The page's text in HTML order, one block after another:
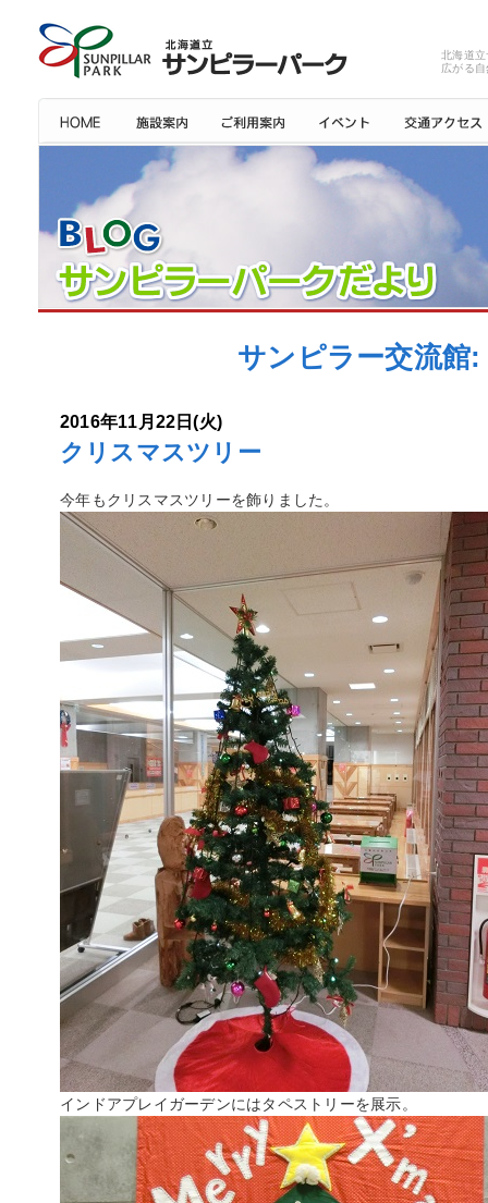
北海道
広がる
サンピラー交流館
2016年11月22日(火)
クリスマスツリー
今年もクリスマスツリーを飾りました。
インドアプレイガーデンにはタペストリーを展示。